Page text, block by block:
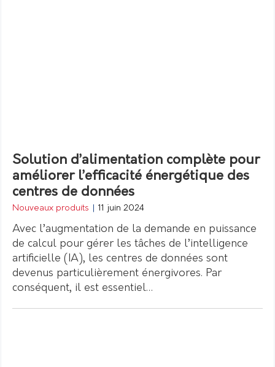
Solution d’alimentation complète pour
améliorer l’efficacité énergétique des
centres de données
Nouveaux produits 11 juin 2024
Avec l’augmentation de la demande en puissance
de calcul pour gérer les tâches de l’intelligence
artificielle (IA), les centres de données sont
devenus particulièrement énergivores. Par
conséquent, il est essentiel…